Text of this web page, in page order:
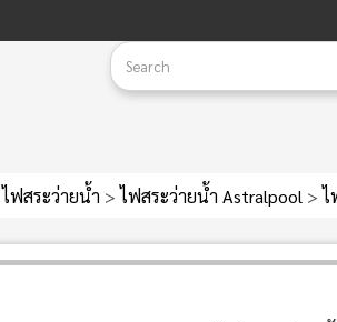
ไฟสระว่ายน้ำ > ไฟสระว่ายน้ำ Astralpool > ไ